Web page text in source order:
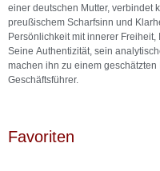
einer deutschen Mutter, verbindet
preußischem Scharfsinn und
Persönlichkeit mit innerer
Seine Authentizität, sein
machen ihn zu einem
Geschäftsführer.
Favoriten